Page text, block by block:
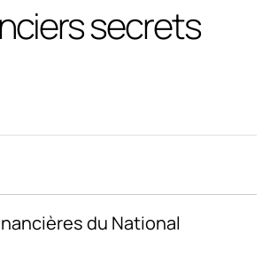
secrets
du National